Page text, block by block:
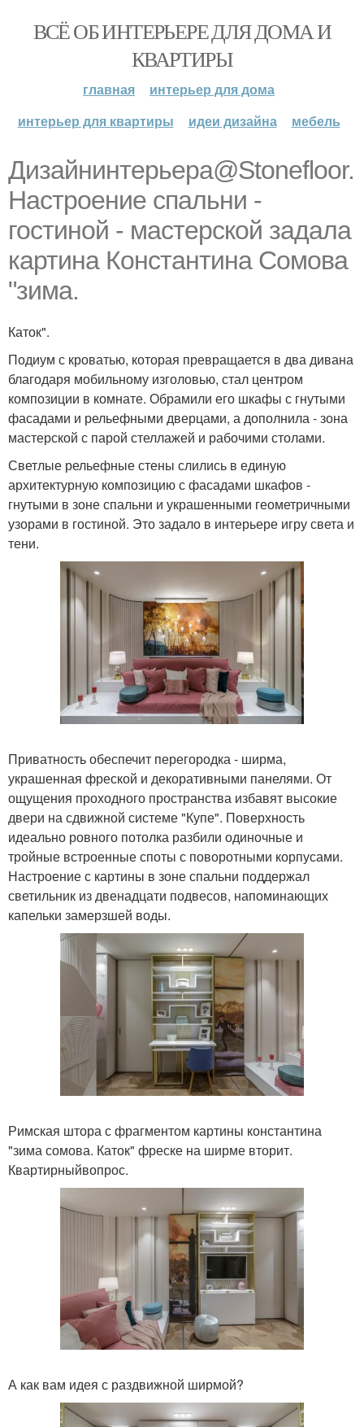
ВСЁ ОБ ИНТЕРЬЕРЕ ДЛЯ ДОМА И
КВАРТИРЫ
главная
интерьер для дома
интерьер для квартиры
идеи дизайна мебель
Дизайнинтерьера@Stonefloor.
Настроение спальни -
гостиной - мастерской задала
картина Константина Сомова
"зима.
Каток".
Подиум с кроватью, которая превращается в два дивана
благодаря мобильному изголовью, стал центром
композиции в комнате. Обрамили его шкафы с гнутыми
фасадами и рельефными дверцами, а дополнила - зона
мастерской с парой стеллажей и рабочими столами.
Светлые рельефные стены слились в единую
архитектурную композицию с фасадами шкафов -
гнутыми в зоне спальни и украшенными геометричными
узорами в гостиной. Это задало в интерьере игру света и
тени.
Приватность обеспечит перегородка - ширма,
украшенная фреской и декоративными панелями. От
ощущения проходного пространства избавят высокие
двери на сдвижной системе "Купе". Поверхность
идеально ровного потолка разбили одиночные и
тройные встроенные споты с поворотными корпусами.
Настроение с картины в зоне спальни поддержал
светильник из двенадцати подвесов, напоминающих
капельки замерзшей воды.
Римская штора с фрагментом картины константина
"зима сомова. Каток" фреске на ширме вторит.
Квартирныйвопрос.
А как вам идея с раздвижной ширмой?